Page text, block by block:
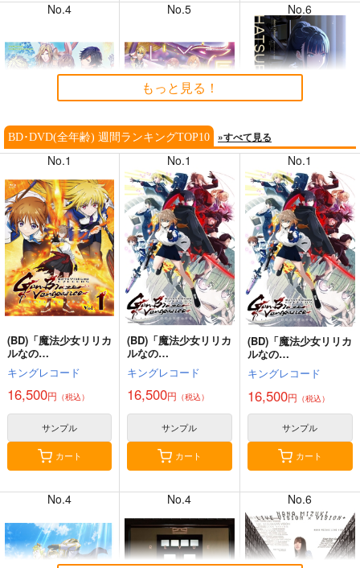
ィ」 Song Collection＆Soun
dtrack
アイドルマスター シャイニー
カラーズ
「ばっどがーる」「天狼群 1st
LIVE-フェンリル-」Blu-ray
「スノウボールアース」Blu-ra
y BOX 完全初回生産限定版
劇場版総集編 ガールズバンド
クライ
UL LIVE 5th - Frontier -(初回
限定盤)
ンシュシュ ゆめぎんがフェス
No.4
(CD)うたの☆プリンス
さまっ
♪ LIVE EMOTION 2n
d Anniversary CD ト
キヤ・カミュ・瑛二・
大和
キングレコード
1,980円（税込）
サンプル
No.5
(CD)うたの☆プリンス
さまっ
♪ LIVE EMOTION 2n
d Anniversary CD レ
ン・翔・セシル・嶺
二・綺羅
キングレコード
1,980円（税込）
サンプル
注文不可
No.6
(CD)「学園アイドルマ
スター」雨夜
燕 2nd Single「三分
半の創世」
バンダイナムコエンタ
ーテインメント
2,500円（税込）
サンプル
カート
(CD)「学園アイドルマ
スター」雨夜
(CD)AIM STAR(通常
盤)/愛美
(CD)うたの☆プリンス
さまっ
もっと見る！
BD･DVD(全年齢) 週間ランキングTOP10 »すべて見る
No.1
(BD)「魔法少女リリカ
ルなの
は EXCEEDS Gun Bl
aze Vengeance」Blu-
ray Vol.1 【初回限定
版】
キングレコード
16,500円 （税込）
サンプル
カート
No.1
(BD)「魔法少女リリカ
ルなの
は EXCEEDS Gun Bl
aze Vengeance」Blu-
ray Vol.2 【初回限定
版】
キングレコード
16,500円 （税込）
サンプル
カート
No.1
(BD)「魔法少女リリカ
ルなの
は EXCEEDS Gun Bl
aze Vengeance」Blu-
ray Vol.3 【初回限定
版】
キングレコード
16,500円 （税込）
サンプル
カート
No.4 No.4 No.6